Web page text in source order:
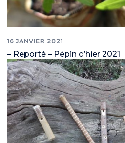
16 JANVIER 2021
– Reporté – Pépin d’hier 2021